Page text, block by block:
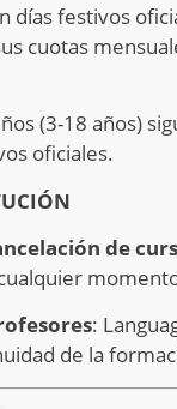
días festivos
cuotas
(3-18 años)
oficiales.
de
:
de la